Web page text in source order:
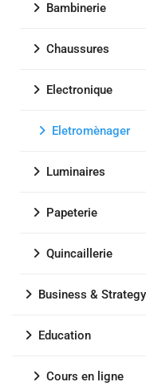
Bambinerie
Chaussures
Electronique
Eletromènager
Luminaires
Papeterie
Quincaillerie
Business & Strategy
Education
Cours en ligne